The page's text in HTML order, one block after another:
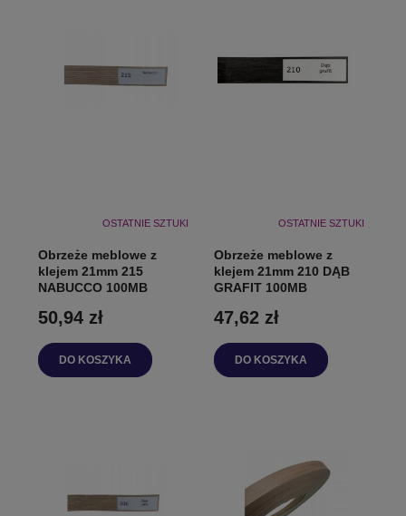
OSTATNIE SZTUKI
Obrzeże meblowe z
klejem 21mm 215
NABUCCO 100MB
50,94 zł
DO KOSZYKA
OSTATNIE SZTUKI
Obrzeże meblowe z
klejem 21mm 210 DĄB
GRAFIT 100MB
47,62 zł
DO KOSZYKA